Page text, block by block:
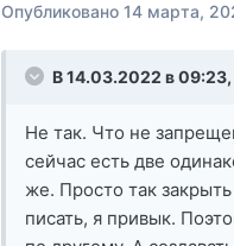
Опубликовано14 марта,
В 14.03.2022 в 09:23,
Не так. Что не
сейчас есть две
же. Просто так
писать, я привык.